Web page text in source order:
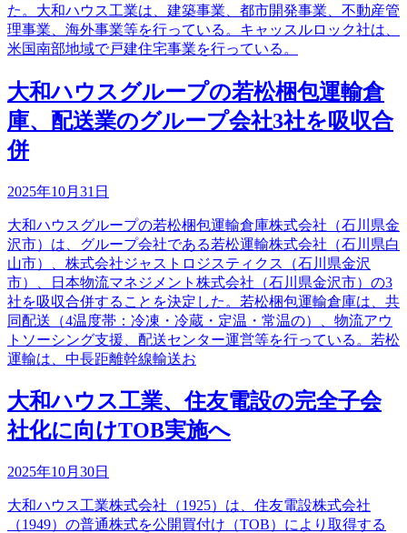
た。大和ハウス工業は、建築事業、都市開発事業、不動産管
理事業、海外事業等を行っている。キャッスルロック社は、
米国南部地域で戸建住宅事業を行っている。
大和ハウスグループの若松梱包運輸倉
庫、配送業のグループ会社3社を吸収合
併
2025年10月31日
大和ハウスグループの若松梱包運輸倉庫株式会社（石川県金
沢市）は、グループ会社である若松運輸株式会社（石川県白
山市）、株式会社ジャストロジスティクス（石川県金沢
市）、日本物流マネジメント株式会社（石川県金沢市）の3
社を吸収合併することを決定した。若松梱包運輸倉庫は、共
同配送（4温度帯：冷凍・冷蔵・定温・常温の）、物流アウ
トソーシング支援、配送センター運営等を行っている。若松
運輸は、中長距離幹線輸送お
大和ハウス工業、住友電設の完全子会
社化に向けTOB実施へ
2025年10月30日
大和ハウス工業株式会社（1925）は、住友電設株式会社
（1949）の普通株式を公開買付け（TOB）により取得する